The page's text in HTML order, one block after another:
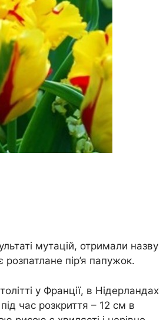
мутацій, отримали назву
пір’я папужок.
у Франції, в Нідерландах
час розкриття – 12 см в